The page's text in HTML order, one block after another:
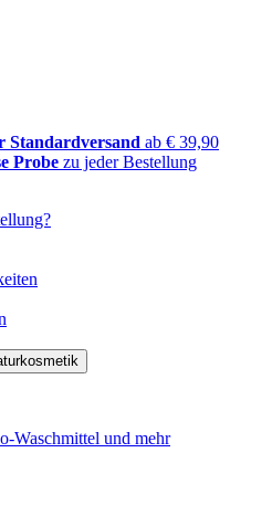
Standardversand ab € 39,90
Probe zu jeder Bestellung
Waschmittel und mehr